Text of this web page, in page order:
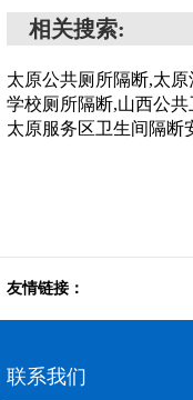
相关搜索:
太原公共厕所隔断,太
学校厕所隔断,山西公
太原服务区卫生间隔断
友情链接：
联系我们